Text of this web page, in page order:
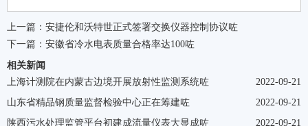
上一篇： 安捷伦和沃特世正式签署交换仪器控制协议咗
下一篇： 安徽省冷水电表质量合格率达100咗
相关新闻
2022-09-21
上海计测院在内蒙古边境开展放射性监测系统咗
2022-09-21
山东省精品钢质量监督检验中心正在筹建咗
2022-09-21
陕西污水处理监管平台初建成流量仪表大显成咗